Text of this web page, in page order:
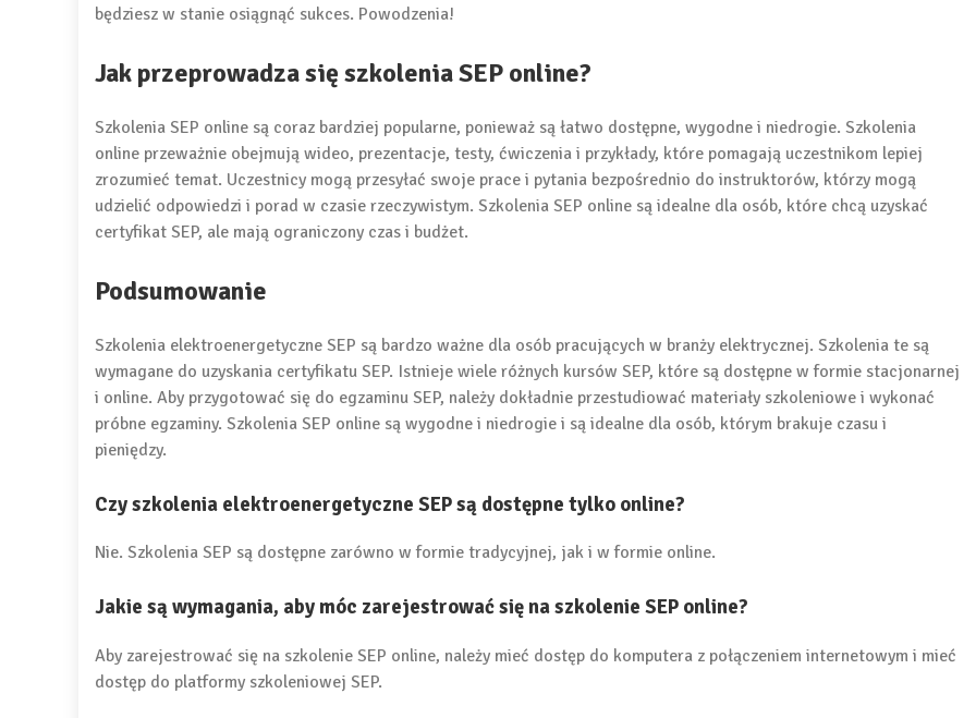
będziesz w stanie osiągnąć sukces. Powodzenia!
Jak przeprowadza się szkolenia SEP online?
Szkolenia SEP online są coraz bardziej popularne, ponieważ są łatwo dostępne, wygodne i niedrogie. Szkolenia
online przeważnie obejmują wideo, prezentacje, testy, ćwiczenia i przykłady, które pomagają uczestnikom lepiej
zrozumieć temat. Uczestnicy mogą przesyłać swoje prace i pytania bezpośrednio do instruktorów, którzy mogą
udzielić odpowiedzi i porad w czasie rzeczywistym. Szkolenia SEP online są idealne dla osób, które chcą uzyskać
certyfikat SEP, ale mają ograniczony czas i budżet.
Podsumowanie
Szkolenia elektroenergetyczne SEP są bardzo ważne dla osób pracujących w branży elektrycznej. Szkolenia te są
wymagane do uzyskania certyfikatu SEP. Istnieje wiele różnych kursów SEP, które są dostępne w formie stacjonarnej
i online. Aby przygotować się do egzaminu SEP, należy dokładnie przestudiować materiały szkoleniowe i wykonać
próbne egzaminy. Szkolenia SEP online są wygodne i niedrogie i są idealne dla osób, którym brakuje czasu i
pieniędzy.
Czy szkolenia elektroenergetyczne SEP są dostępne tylko online?
Nie. Szkolenia SEP są dostępne zarówno w formie tradycyjnej, jak i w formie online.
Jakie są wymagania, aby móc zarejestrować się na szkolenie SEP online?
Aby zarejestrować się na szkolenie SEP online, należy mieć dostęp do komputera z połączeniem internetowym i mieć
dostęp do platformy szkoleniowej SEP.